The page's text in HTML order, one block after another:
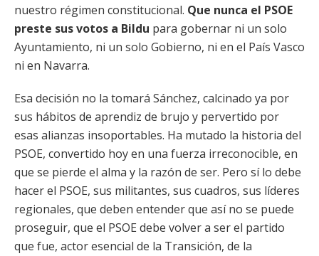
nuestro régimen constitucional. Que nunca el PSOE
preste sus votos a Bildu para gobernar ni un solo
Ayuntamiento, ni un solo Gobierno, ni en el País Vasco
ni en Navarra.
Esa decisión no la tomará Sánchez, calcinado ya por
sus hábitos de aprendiz de brujo y pervertido por
esas alianzas insoportables. Ha mutado la historia del
PSOE, convertido hoy en una fuerza irreconocible, en
que se pierde el alma y la razón de ser. Pero sí lo debe
hacer el PSOE, sus militantes, sus cuadros, sus líderes
regionales, que deben entender que así no se puede
proseguir, que el PSOE debe volver a ser el partido
que fue, actor esencial de la Transición, de la